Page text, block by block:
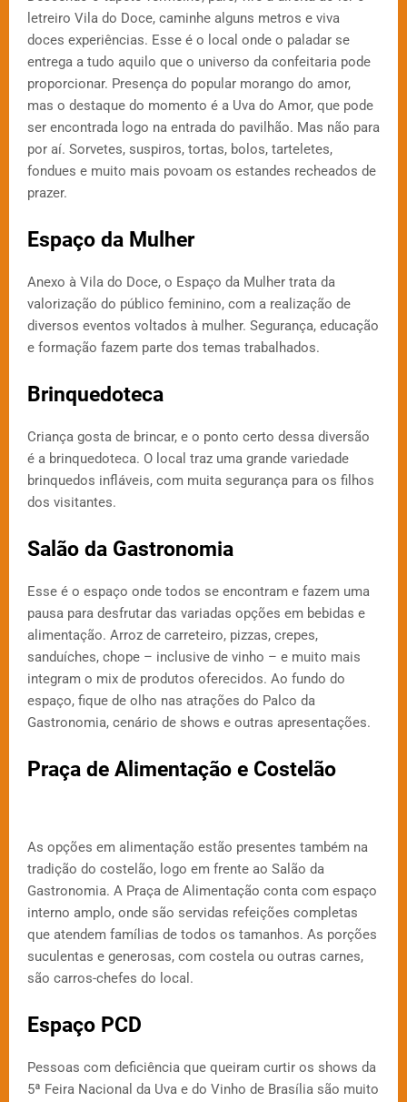
letreiro Vila do Doce, caminhe alguns metros e viva
doces experiências. Esse é o local onde o paladar se
entrega a tudo aquilo que o universo da confeitaria pode
proporcionar. Presença do popular morango do amor,
mas o destaque do momento é a Uva do Amor, que pode
ser encontrada logo na entrada do pavilhão. Mas não para
por aí. Sorvetes, suspiros, tortas, bolos, tarteletes,
fondues e muito mais povoam os estandes recheados de
prazer.
Espaço da Mulher
Anexo à Vila do Doce, o Espaço da Mulher trata da
valorização do público feminino, com a realização de
diversos eventos voltados à mulher. Segurança, educação
e formação fazem parte dos temas trabalhados.
Brinquedoteca
Criança gosta de brincar, e o ponto certo dessa diversão
é a brinquedoteca. O local traz uma grande variedade
brinquedos infláveis, com muita segurança para os filhos
dos visitantes.
Salão da Gastronomia
Esse é o espaço onde todos se encontram e fazem uma
pausa para desfrutar das variadas opções em bebidas e
alimentação. Arroz de carreteiro, pizzas, crepes,
sanduíches, chope – inclusive de vinho – e muito mais
integram o mix de produtos oferecidos. Ao fundo do
espaço, fique de olho nas atrações do Palco da
Gastronomia, cenário de shows e outras apresentações.
Praça de Alimentação e Costelão
As opções em alimentação estão presentes também na
tradição do costelão, logo em frente ao Salão da
Gastronomia. A Praça de Alimentação conta com espaço
interno amplo, onde são servidas refeições completas
que atendem famílias de todos os tamanhos. As porções
suculentas e generosas, com costela ou outras carnes,
são carros-chefes do local.
Espaço PCD
Pessoas com deficiência que queiram curtir os shows da
5ª Feira Nacional da Uva e do Vinho de Brasília são muito